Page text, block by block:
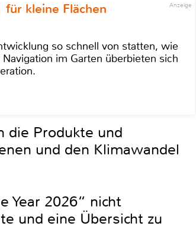
Anzeige
kleine Flächen
so schnell von statten, wie
im Garten überbieten sich
die Produkte und
und den Klimawandel
Year 2026“ nicht
und eine Übersicht zu